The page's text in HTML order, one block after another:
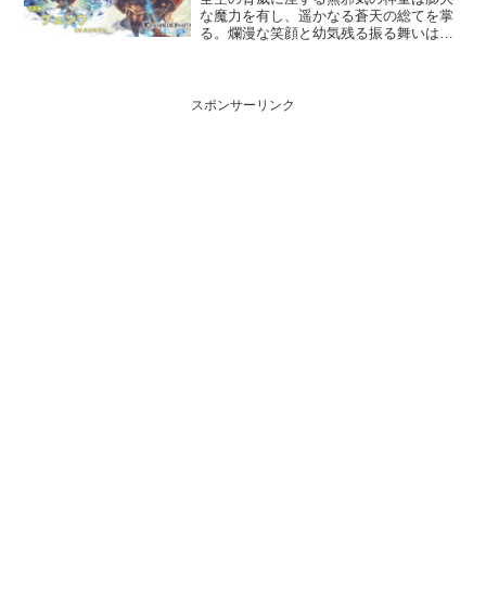
な魔力を有し、遥かなる蒼天の総てを掌
る。爛漫な笑顔と幼気残る振る舞いは、
こと全て（なんにでも...
スポンサーリンク